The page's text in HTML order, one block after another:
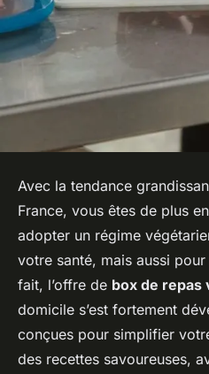
Avec la tendance
France, vous êtes de plus
adopter un régime
votre santé, mais aussi pour
fait, l’offre de box de repas
domicile s’est fortement
conçues pour simplifier
des recettes savoureuses,